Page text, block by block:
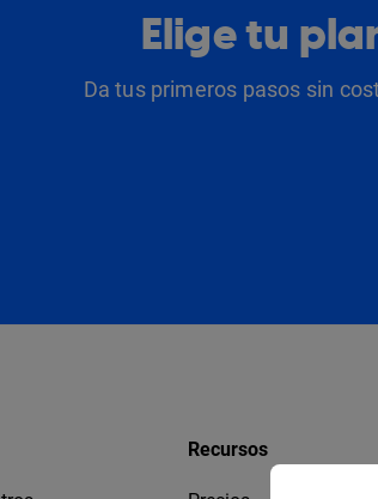
Elige tu
Da tus primeros pasos sin
Recursos